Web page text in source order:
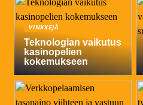
VINKKEJÄ
Teknologian vaikutus
kasinopelien
kokemukseen